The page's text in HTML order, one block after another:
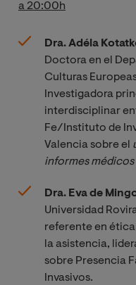
a 20:00h
Dra. Adéla
Doctora en el
Culturas
Investigadora
interdisciplinar
Fe/Instituto de
Valencia sobre el
informes
Dra. Eva de
Universidad
referente en
la asistencia,
sobre Presencia
Invasivos.